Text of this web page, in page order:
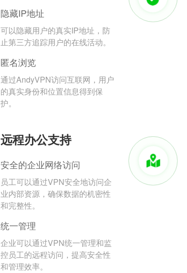
隐藏IP地址
可以隐藏用户的真实IP地址，防
止第三方追踪用户的在线活动。
匿名浏览
通过AndyVPN访问互联网，用户
的真实身份和位置信息得到保
护。
远程办公支持
安全的企业网络访问
员工可以通过VPN安全地访问企
业内部资源，确保数据的机密性
和完整性。
统一管理
企业可以通过VPN统一管理和监
控员工的远程访问，提高安全性
和管理效率。